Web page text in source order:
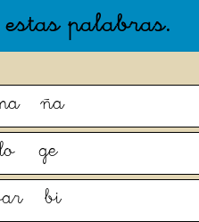
palabras.
ña
lo
ge
bi